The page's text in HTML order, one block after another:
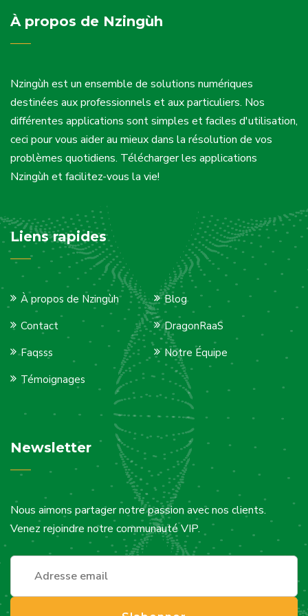
À propos de Nzingùh
Nzingùh est un ensemble de solutions numériques
destinées aux professionnels et aux particuliers. Nos
différentes applications sont simples et faciles d'utilisation,
ceci pour vous aider au mieux dans la résolution de vos
problèmes quotidiens. Télécharger les applications
Nzingùh et facilitez-vous la vie!
Liens rapides
À propos de Nzingùh
Blog
Contact
DragonRaaS
Faqsss
Notre Équipe
Témoignages
Newsletter
Nous aimons partager notre passion avec nos clients.
Venez rejoindre notre communauté VIP.